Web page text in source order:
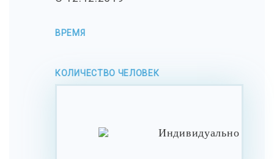
ВРЕМЯ
КОЛИЧЕСТВО ЧЕЛОВЕК
Индивидуально